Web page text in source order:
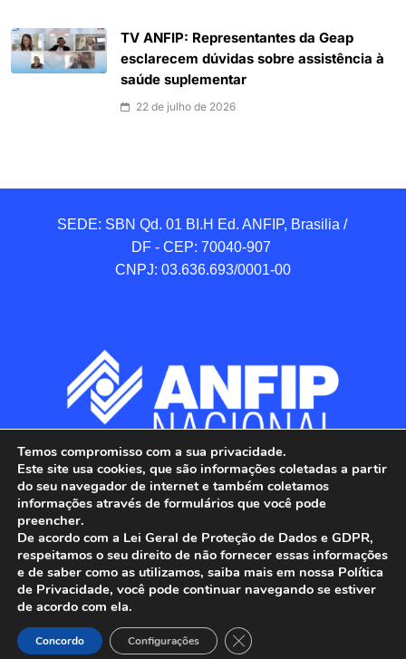
TV ANFIP: Representantes da Geap
esclarecem dúvidas sobre assistência à
saúde suplementar
22 de julho de 2026
SEDE: SBN Qd. 01 BI.H Ed. ANFIP, Brasilia /
DF - CEP: 70040-907
CNPJ: 03.636.693/0001-00
ANFIP - Associação Nacional dos Auditores
Fiscais da Receita Federal do Brasil.
Todos os Direitos Reservados.
Temos compromisso com a sua privacidade.
Este site usa cookies, que são informações coletadas a partir
do seu navegador de internet e também coletamos
informações através de formulários que você pode
preencher.
De acordo com a Lei Geral de Proteção de Dados e GDPR,
respeitamos o seu direito de não fornecer essas informações
e de saber como as utilizamos, saiba mais em nossa Política
de Privacidade, você pode continuar navegando se estiver
de acordo com ela.
Concordo Configurações Close GDPR Cookie Banner